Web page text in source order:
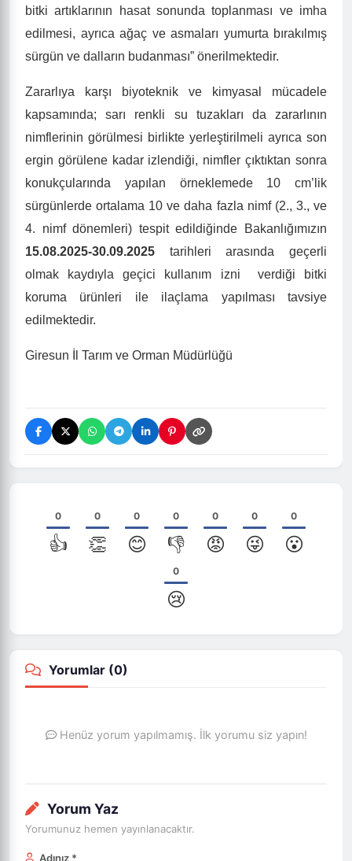
bitki artıklarının hasat sonunda toplanması ve imha
edilmesi, ayrıca ağaç ve asmaları yumurta bırakılmış
sürgün ve dalların budanması” önerilmektedir.
Zararlıya karşı biyoteknik ve kimyasal mücadele
kapsamında; sarı renkli su tuzakları da zararlının
nimflerinin görülmesi birlikte yerleştirilmeli ayrıca son
ergin görülene kadar izlendiği, nimfler çıktıktan sonra
konukçularında yapılan örneklemede 10 cm’lik
sürgünlerde ortalama 10 ve daha fazla nimf (2., 3., ve
4. nimf dönemleri) tespit edildiğinde Bakanlığımızın
15.08.2025-30.09.2025 tarihleri arasında geçerli
olmak kaydıyla geçici kullanım izni
verdiği bitki
koruma ürünleri ile ilaçlama yapılması tavsiye
edilmektedir.
Giresun İl Tarım ve Orman Müdürlüğü
0
👍
0
👏
0
😊
0
👎
0
😡
0
😜
0
😮
0
😢
Yorumlar (0)
Henüz yorum yapılmamış. İlk yorumu siz yapın!
Yorum Yaz
Yorumunuz hemen yayınlanacaktır.
Adınız *